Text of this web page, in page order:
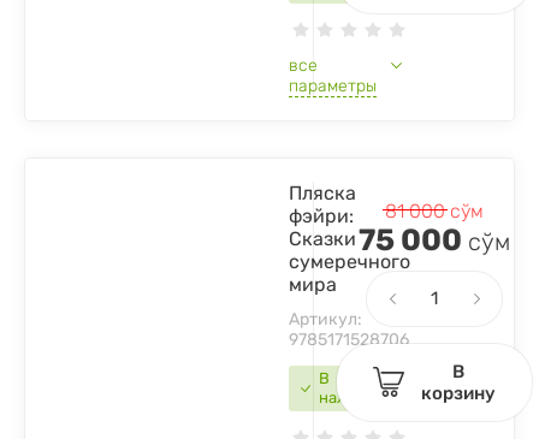
все
параметры
В
наличии
Пляска
фэйри:
Сказки
сумеречного
мира
Артикул:
9785171528706
81 000сўм
75 000 сўм
В
корзину